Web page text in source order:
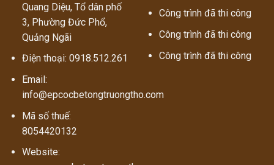
Quang Diệu, Tổ dân phố
3, Phường Đức Phổ,
Quảng Ngãi
Điện thoại: 0918.512.261
Email:
info@epcocbetongtruongtho.com
Mã số thuế:
8054420132
Website:
Công trình đã thi công
Công trình đã thi công
Công trình đã thi công